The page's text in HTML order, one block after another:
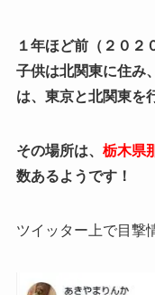
１年ほど前（２０２
子供は北関東に住み
は、東京と北関東を
その場所は、 栃木県
数あるようです！
ツイッター上で目撃